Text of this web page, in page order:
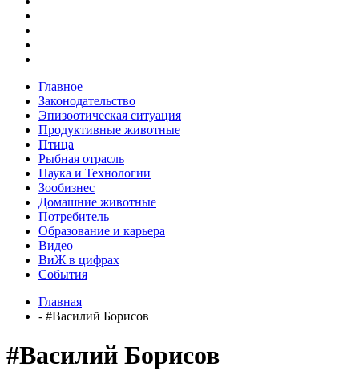
Главное
Законодательство
Эпизоотическая ситуация
Продуктивные животные
Птица
Рыбная отрасль
Наука и Технологии
Зообизнес
Домашние животные
Потребитель
Образование и карьера
Видео
ВиЖ в цифрах
События
Главная
- #Василий Борисов
#Василий Борисов